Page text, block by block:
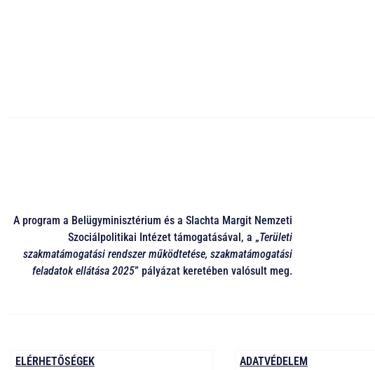
A program a Belügyminisztérium és a Slachta Margit Nemzeti
Szociálpolitikai Intézet támogatásával, a „Területi
szakmatámogatási rendszer működtetése, szakmatámogatási
feladatok ellátása 2025” pályázat keretében valósult meg.
ELÉRHETŐSÉGEK ADATVÉDELEM